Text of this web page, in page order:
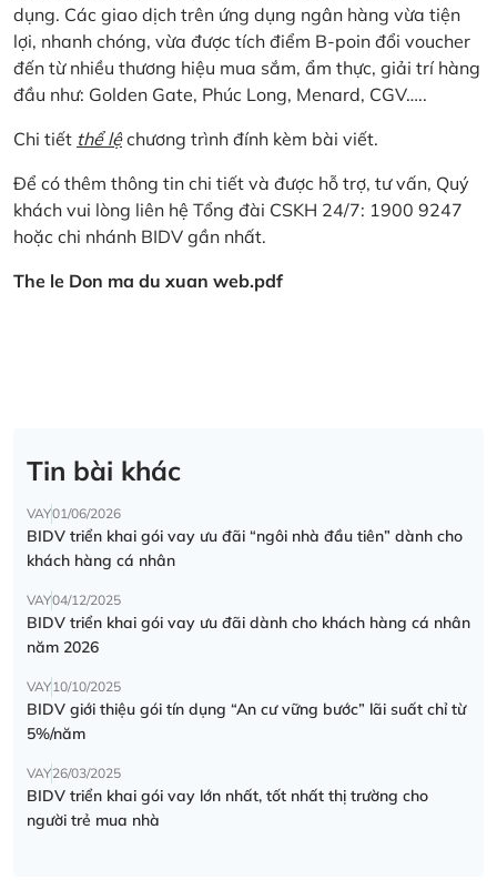
dụng. Các giao dịch trên ứng dụng ngân hàng vừa tiện
lợi, nhanh chóng, vừa được tích điểm B-poin đổi voucher
đến từ nhiều thương hiệu mua sắm, ẩm thực, giải trí hàng
đầu như: Golden Gate, Phúc Long, Menard, CGV…..
Chi tiết thể lệchương trình đính kèm bài viết.
Để có thêm thông tin chi tiết và được hỗ trợ, tư vấn, Quý
khách vui lòng liên hệ Tổng đài CSKH 24/7: 1900 9247
hoặc chi nhánh BIDV gần nhất.
The le Don ma du xuan web.pdf
Tin bài khác
VAY01/06/2026
BIDV triển khai gói vay ưu đãi “ngôi nhà đầu tiên” dành cho
khách hàng cá nhân
VAY04/12/2025
BIDV triển khai gói vay ưu đãi dành cho khách hàng cá nhân
năm 2026
VAY10/10/2025
BIDV giới thiệu gói tín dụng “An cư vững bước” lãi suất chỉ từ
5%/năm
VAY26/03/2025
BIDV triển khai gói vay lớn nhất, tốt nhất thị trường cho
người trẻ mua nhà